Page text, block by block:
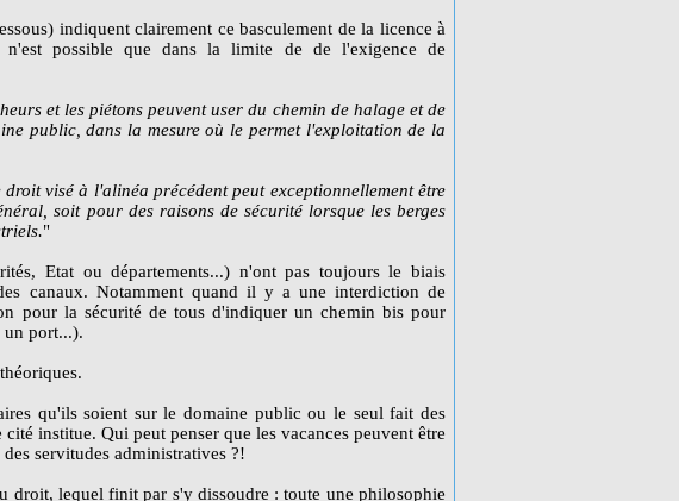
indiquent clairement ce basculement de la licence à
possible que dans la limite de de l'exigence de
et les piétons peuvent user du chemin de halage et de
public, dans la mesure où le permet l'exploitation de la
visé à l'alinéa précédent peut exceptionnellement être
soit pour des raisons de sécurité lorsque les berges
"
Etat ou départements...) n'ont pas toujours le biais
canaux. Notamment quand il y a une interdiction de
pour la sécurité de tous d'indiquer un chemin bis pour
un port...).
qu'ils soient sur le domaine public ou le seul fait des
institue. Qui peut penser que les vacances peuvent être
servitudes administratives ?!
droit, lequel finit par s'y dissoudre : toute une philosophie